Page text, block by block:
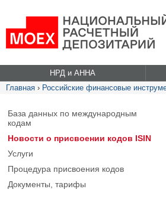
НРД и АННА
Главная › Российские финансовые
База данных по международным
кодам
Новости о присвоении кодов ISIN
Услуги
Процедура присвоения кодов
Документы, тарифы